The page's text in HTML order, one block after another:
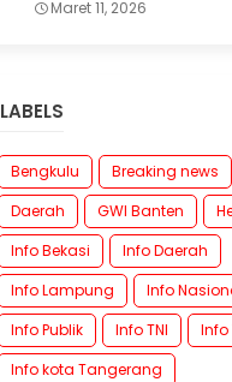
Maret 11, 2026
LABELS
Bengkulu
Breaking news
Daerah
GWI Banten
Info Bekasi
Info Daerah
Info Lampung
Info
Info Publik
Info TNI
Info
Info kota Tangerang